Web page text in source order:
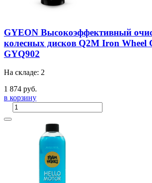
GYEON Высокоэффективный
колесных дисков Q2M Iron Wheel
GYQ902
На складе: 2
1 874 руб.
в корзину